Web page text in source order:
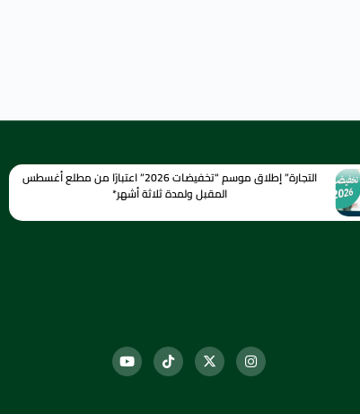
التجارة” إطلاق موسم “تخفيضات 2026” اعتبارًا من مطلع أغسطس
المقبل ولمدة ثلاثة أشهر*